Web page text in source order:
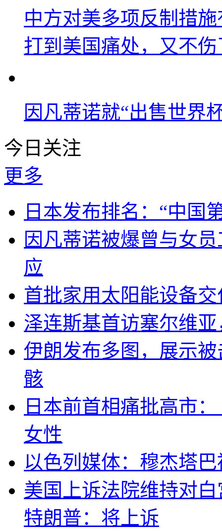
中方对美多项反制措
打到美国痛处，又不
因凡蒂诺就“出售世界
今日关注
更多
日本发布排名：“中国
因凡蒂诺被爆曾与女
应
首批家用太阳能设备
泽连斯基首访塞尔维
伊朗发布多图，展示
骸
日本前首相痛批高市
女性
以色列媒体：穆杰塔
美国上诉法院维持对
特朗普：将上诉